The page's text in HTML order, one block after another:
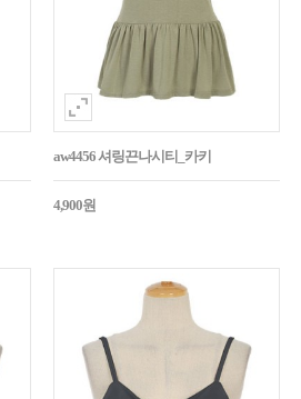
aw4456 셔링끈나시티_카키
4,900원